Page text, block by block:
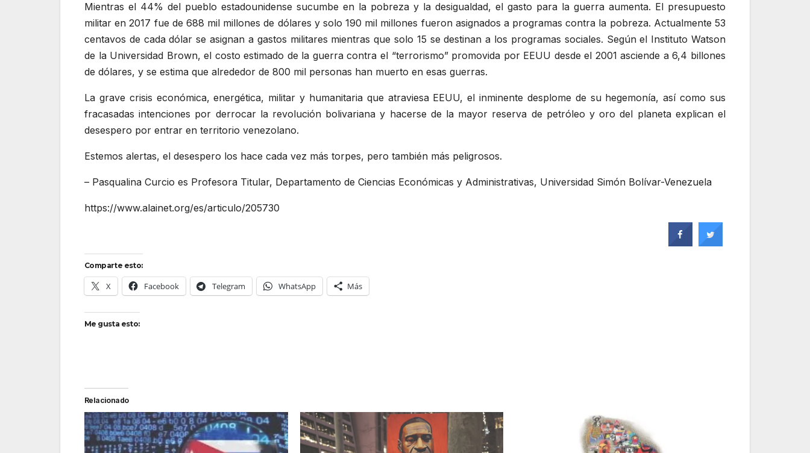
Mientras el 44% del pueblo estadounidense sucumbe en la pobreza y la desigualdad, el gasto para la guerra aumenta. El presupuesto
militar en 2017 fue de 688 mil millones de dólares y solo 190 mil millones fueron asignados a programas contra la pobreza. Actualmente 53
centavos de cada dólar se asignan a gastos militares mientras que solo 15 se destinan a los programas sociales. Según el Instituto Watson
de la Universidad Brown, el costo estimado de la guerra contra el “terrorismo” promovida por EEUU desde el 2001 asciende a 6,4 billones
de dólares, y se estima que alrededor de 800 mil personas han muerto en esas guerras.
La grave crisis económica, energética, militar y humanitaria que atraviesa EEUU, el inminente desplome de su hegemonía, así como sus
fracasadas intenciones por derrocar la revolución bolivariana y hacerse de la mayor reserva de petróleo y oro del planeta explican el
desespero por entrar en territorio venezolano.
Estemos alertas, el desespero los hace cada vez más torpes, pero también más peligrosos.
– Pasqualina Curcio es Profesora Titular, Departamento de Ciencias Económicas y Administrativas, Universidad Simón Bolívar-Venezuela
https://www.alainet.org/es/articulo/205730
Comparte esto:
X Facebook Telegram WhatsApp Más
Me gusta esto:
Relacionado